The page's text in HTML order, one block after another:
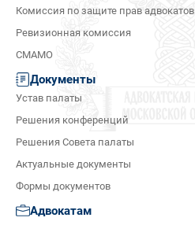
Комиссия по защите прав адвокатов
Ревизионная комиссия
СМАМО
Документы
Устав палаты
Решения конференций
Решения Совета палаты
Актуальные документы
Формы документов
Адвокатам